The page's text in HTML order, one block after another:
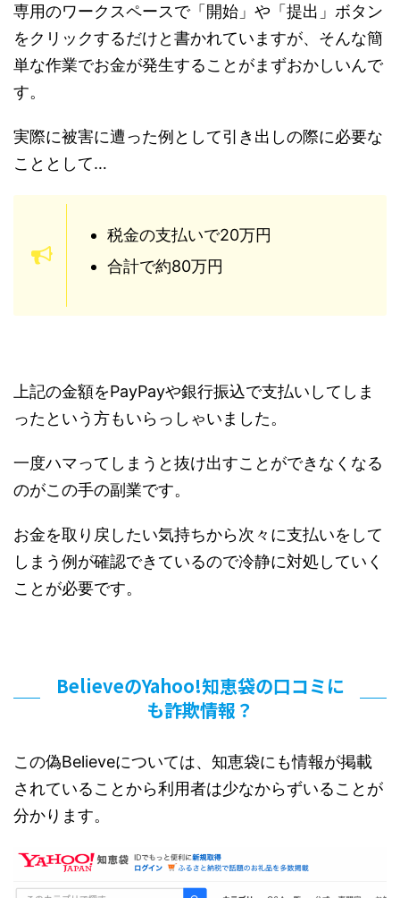
専用のワークスペースで「開始」や「提出」ボタン
をクリックするだけと書かれていますが、そんな簡
単な作業でお金が発生することがまずおかしいんで
す。
実際に被害に遭った例として引き出しの際に必要な
こととして…
税金の支払いで20万円
合計で約80万円
上記の金額をPayPayや銀行振込で支払いしてしま
ったという方もいらっしゃいました。
一度ハマってしまうと抜け出すことができなくなる
のがこの手の副業です。
お金を取り戻したい気持ちから次々に支払いをして
しまう例が確認できているので冷静に対処していく
ことが必要です。
BelieveのYahoo!知恵袋の口コミに
も詐欺情報？
この偽Believeについては、知恵袋にも情報が掲載
されていることから利用者は少なからずいることが
分かります。